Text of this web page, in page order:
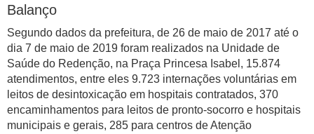
Balanço
Segundo dados da prefeitura, de 26 de maio de 2017 até o
dia 7 de maio de 2019 foram realizados na Unidade de
Saúde do Redenção, na Praça Princesa Isabel, 15.874
atendimentos, entre eles 9.723 internações voluntárias em
leitos de desintoxicação em hospitais contratados, 370
encaminhamentos para leitos de pronto-socorro e hospitais
municipais e gerais, 285 para centros de Atenção